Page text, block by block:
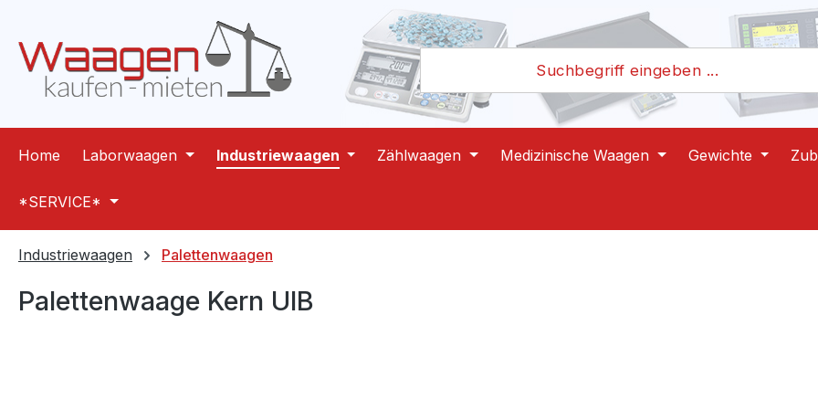
Zur Hauptnavigation springen
Home Laborwaagen Industriewaagen Zählwaagen Medizinische Waagen Gewichte
*SERVICE*
Industriewaagen Palettenwaagen
Palettenwaage Kern UIB